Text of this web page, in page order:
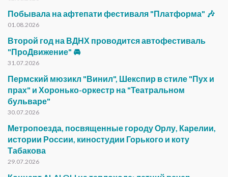
Побывала на афтепати фестиваля "Платформа" 🎶
01.08.2026
Второй год на ВДНХ проводится автофестиваль
"ПроДвижение" 🚘
31.07.2026
Пермский мюзикл "Винил", Шекспир в стиле "Пух и
прах" и Хоронько-оркестр на "Театральном
бульваре"
30.07.2026
Метропоезда, посвященные городу Орлу, Карелии,
истории России, киностудии Горького и коту
Табакова
29.07.2026